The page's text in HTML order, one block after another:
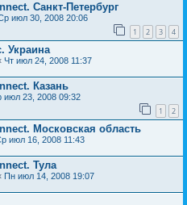
Санкт-Петербург
июл 30, 2008 20:06
1 2 3 4
Украина
Чт июл 24, 2008 11:37
Казань
июл 23, 2008 09:32
1 2
Московская область
июл 16, 2008 11:43
Тула
Пн июл 14, 2008 19:07